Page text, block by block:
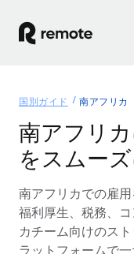
グローバル雇用
グローバル給与
コンプライアン
Employer of
ソリューション
各国の制度に対応
国別ガイド
/国別のグローバ
リソース
ツールと計算ツール
価格
国別ガイド 南アフリカ
南アフリ
をスムー
南アフリカでの雇用
福利厚生、税務、
カチーム向けのス
ラットフォームで一